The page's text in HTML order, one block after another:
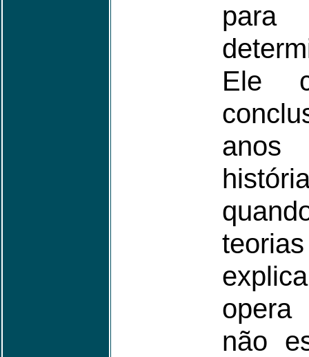
Ele
anos
não